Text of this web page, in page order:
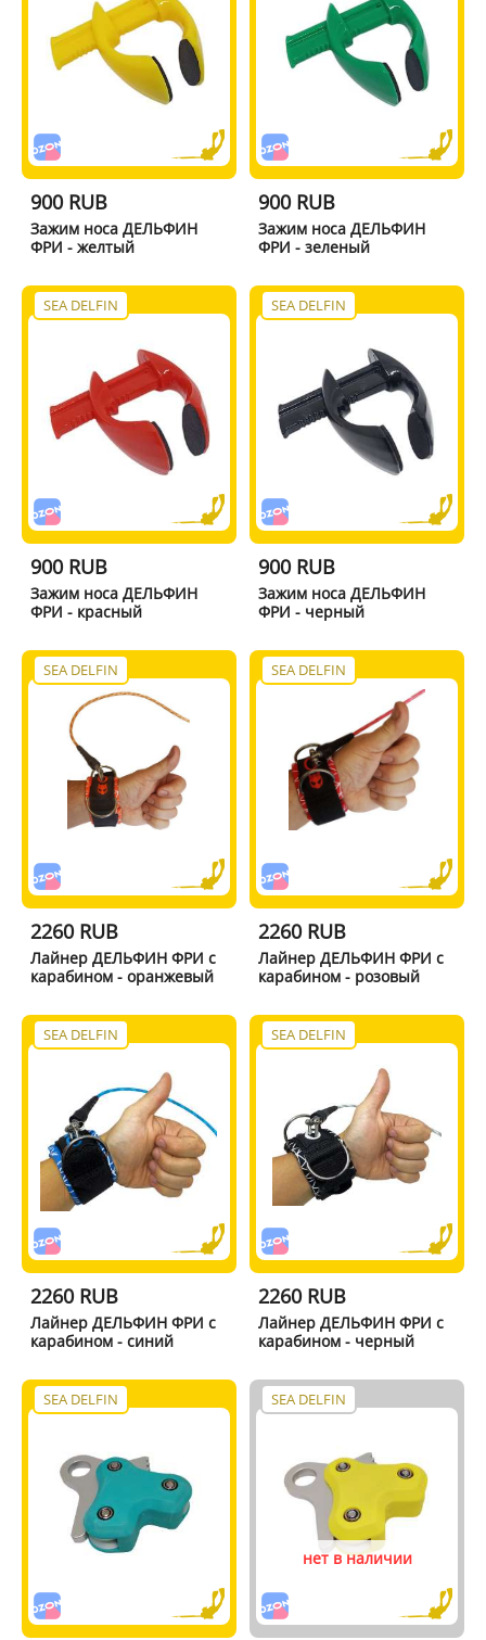
900 RUB
Зажим носа ДЕЛЬФИН
ФРИ - желтый
900 RUB
Зажим носа ДЕЛЬФИН
ФРИ - зеленый
SEA DELFIN
900 RUB
Зажим носа ДЕЛЬФИН
ФРИ - красный
SEA DELFIN
900 RUB
Зажим носа ДЕЛЬФИН
ФРИ - черный
SEA DELFIN
2260 RUB
Лайнер ДЕЛЬФИН ФРИ с
карабином - оранжевый
SEA DELFIN
2260 RUB
Лайнер ДЕЛЬФИН ФРИ с
карабином - розовый
SEA DELFIN
2260 RUB
Лайнер ДЕЛЬФИН ФРИ с
карабином - синий
SEA DELFIN
2260 RUB
Лайнер ДЕЛЬФИН ФРИ с
карабином - черный
SEA DELFIN SEA DELFIN
нет в наличии